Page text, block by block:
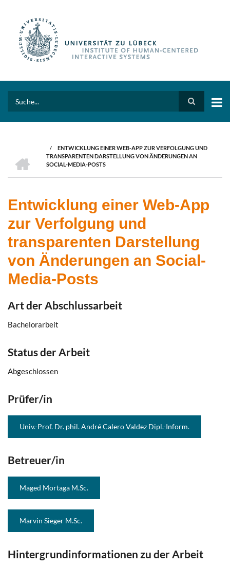
content
BREADCRUMB
/
ENTWICKLUNG EINER WEB-APP ZUR VERFOLGUNG UND
TRANSPARENTEN DARSTELLUNG VON ÄNDERUNGEN AN
SOCIAL-MEDIA-POSTS
Entwicklung einer Web-App
zur Verfolgung und
transparenten Darstellung
von Änderungen an Social-
Media-Posts
Art der Abschlussarbeit
Bachelorarbeit
Status der Arbeit
Abgeschlossen
Prüfer/in
Univ.-Prof. Dr. phil. André Calero Valdez Dipl.-Inform.
Betreuer/in
Maged Mortaga M.Sc.
Marvin Sieger M.Sc.
Hintergrundinformationen zu der Arbeit